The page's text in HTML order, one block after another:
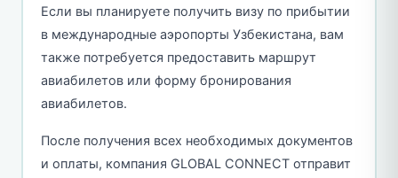
Если вы планируете получить визу по прибытии
в международные аэропорты Узбекистана, вам
также потребуется предоставить маршрут
авиабилетов или форму бронирования
авиабилетов.
После получения всех необходимых документов
и оплаты, компания GLOBAL CONNECT отправит